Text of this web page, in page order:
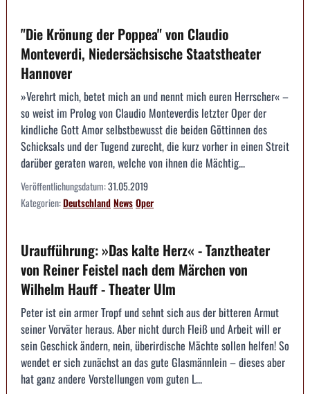
"Die Krönung der Poppea" von Claudio
Monteverdi, Niedersächsische Staatstheater
Hannover
»Verehrt mich, betet mich an und nennt mich euren Herrscher« –
so weist im Prolog von Claudio Monteverdis letzter Oper der
kindliche Gott Amor selbstbewusst die beiden Göttinnen des
Schicksals und der Tugend zurecht, die kurz vorher in einen Streit
darüber geraten waren, welche von ihnen die Mächtig...
Veröffentlichungsdatum:31.05.2019
Kategorien:DeutschlandNewsOper
Uraufführung: »Das kalte Herz« - Tanztheater
von Reiner Feistel nach dem Märchen von
Wilhelm Hauff - Theater Ulm
Peter ist ein armer Tropf und sehnt sich aus der bitteren Armut
seiner Vorväter heraus. Aber nicht durch Fleiß und Arbeit will er
sein Geschick ändern, nein, überirdische Mächte sollen helfen! So
wendet er sich zunächst an das gute Glasmännlein – dieses aber
hat ganz andere Vorstellungen vom guten L...